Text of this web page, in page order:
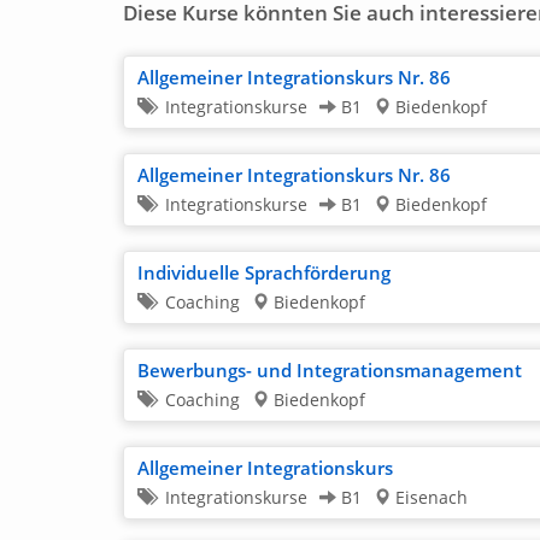
Diese Kurse könnten Sie auch
Allgemeiner Integrationskurs Nr. 86
Integrationskurse B1 Biedenkopf
Allgemeiner Integrationskurs Nr. 86
Integrationskurse B1 Biedenkopf
Individuelle Sprachförderung
Coaching Biedenkopf
Bewerbungs- und Integrationsmanagement
Coaching Biedenkopf
Allgemeiner Integrationskurs
Integrationskurse B1 Eisenach